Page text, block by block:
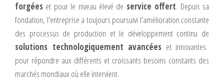
forgées et pour le niveau élevé de service offert. Depuis sa
fondation, l'entreprise a toujours poursuivi l'amélioration constante
des processus de production et le développement continu de
solutions technologiquement avancées et innovantes
pour répondre aux différents et croissants besoins constants des
marchés mondiaux où elle intervient.